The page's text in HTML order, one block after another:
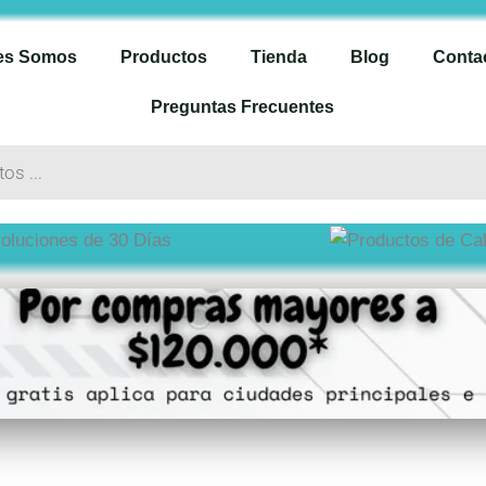
Somos Productos Tienda Blog
Preguntas Frecuentes